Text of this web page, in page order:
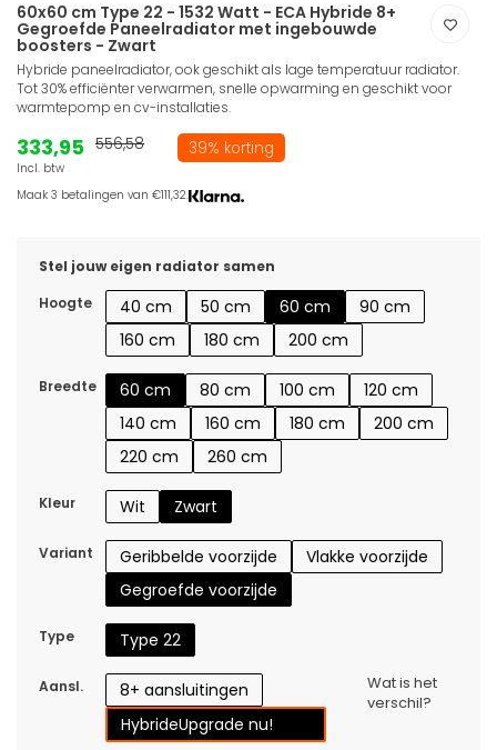
60x60 cm Type 22 - 1532 Watt - ECA Hybride 8+
Gegroefde Paneelradiator met ingebouwde
boosters - Zwart
Hybride paneelradiator, ook geschikt als lage temperatuur radiator.
Tot 30% efficiënter verwarmen, snelle opwarming en geschikt voor
warmtepomp en cv-installaties.
333,95
Incl. btw
556,58 39% korting
Maak 3 betalingen van €111,32.
Stel jouw eigen radiator samen
Hoogte
40 cm 50 cm 60 cm
90 cm
160 cm
180 cm 200 cm
Breedte 60 cm 80 cm 100 cm
120 cm
140 cm
160 cm 180 cm
200 cm
220 cm
260 cm
Kleur Wit Zwart
Variant Geribbelde voorzijde
Vlakke voorzijde
Gegroefde voorzijde
Type Type 22
Aansl.
8+ aansluitingen
HybrideUpgrade nu!
Wat is het
verschil?